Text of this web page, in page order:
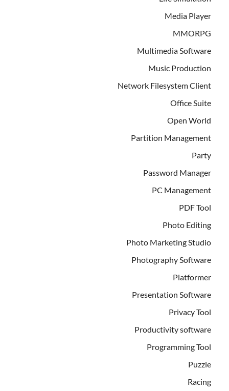
Media Player
MMORPG
Multimedia Software
Music Production
Network Filesystem Client
Office Suite
Open World
Partition Management
Party
Password Manager
PC Management
PDF Tool
Photo Editing
Photo Marketing Studio
Photography Software
Platformer
Presentation Software
Privacy Tool
Productivity software
Programming Tool
Puzzle
Racing